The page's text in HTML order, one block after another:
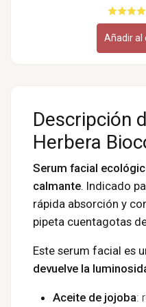
Añadir al
Descripción
Herbera
Serum facial
calmante. Indicado
rápida absorción y
pipeta cuentagotas
Este serum facial es
devuelve la
Aceite de jojoba: